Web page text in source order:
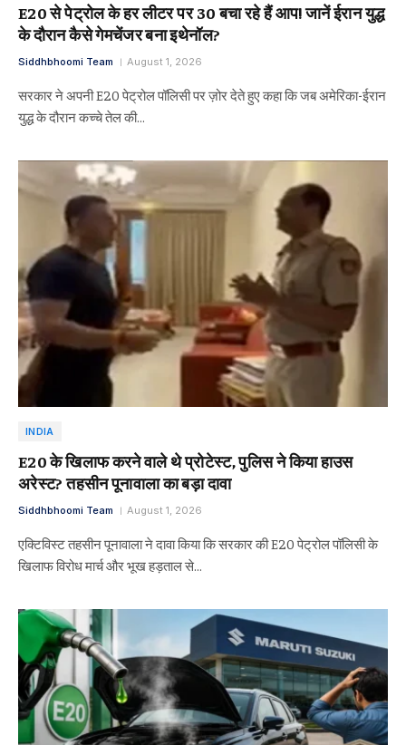
E20 से पेट्रोल के हर लीटर पर ₹30 बचा रहे हैं आप! जानें ईरान युद्ध
के दौरान कैसे गेमचेंजर बना इथेनॉल?
Siddhbhoomi Team August 1, 2026
सरकार ने अपनी E20 पेट्रोल पॉलिसी पर ज़ोर देते हुए कहा कि जब अमेरिका-ईरान
युद्ध के दौरान कच्चे तेल की…
INDIA
E20 के खिलाफ करने वाले थे प्रोटेस्ट, पुलिस ने किया हाउस
अरेस्ट? तहसीन पूनावाला का बड़ा दावा
Siddhbhoomi Team August 1, 2026
एक्टिविस्ट तहसीन पूनावाला ने दावा किया कि सरकार की E20 पेट्रोल पॉलिसी के
खिलाफ विरोध मार्च और भूख हड़ताल से…